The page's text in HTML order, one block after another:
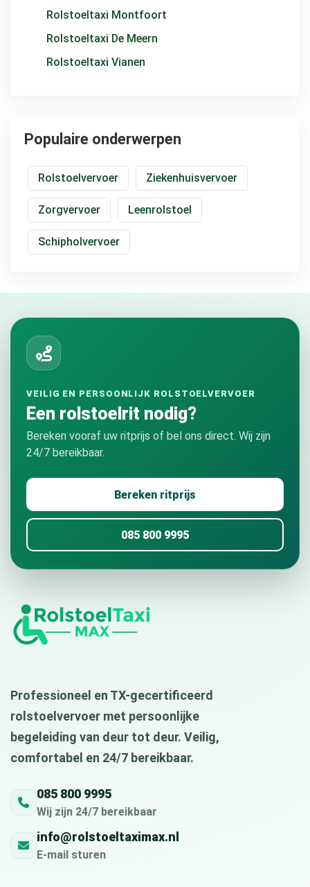
Rolstoeltaxi Montfoort
Rolstoeltaxi De Meern
Rolstoeltaxi Vianen
Populaire onderwerpen
Rolstoelvervoer Ziekenhuisvervoer
Zorgvervoer Leenrolstoel
Schipholvervoer
VEILIG EN PERSOONLIJK ROLSTOELVERVOER
Een rolstoelrit nodig?
Bereken vooraf uw ritprijs of bel ons direct. Wij zijn
24/7 bereikbaar.
Bereken ritprijs
085 800 9995
Professioneel en TX-gecertificeerd
rolstoelvervoer met persoonlijke
begeleiding van deur tot deur. Veilig,
comfortabel en 24/7 bereikbaar.
085 800 9995
Wij zijn 24/7 bereikbaar
info@rolstoeltaximax.nl
E-mail sturen